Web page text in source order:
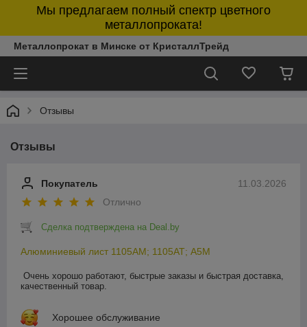
Мы предлагаем полный спектр цветного
металлопроката!
Металлопрокат в Минске от КристаллТрейд
Отзывы
Отзывы
11.03.2026
Покупатель
Отлично
Сделка подтверждена на Deal.by
Алюминиевый лист 1105АМ; 1105АТ; А5М
Очень хорошо работают, быстрые заказы и быстрая доставка,
качественный товар.
Хорошее обслуживание